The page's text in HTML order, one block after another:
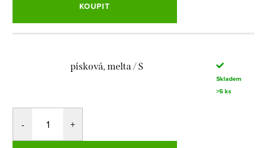
KOUPIT
písková, melta / S
Skladem
>5 ks